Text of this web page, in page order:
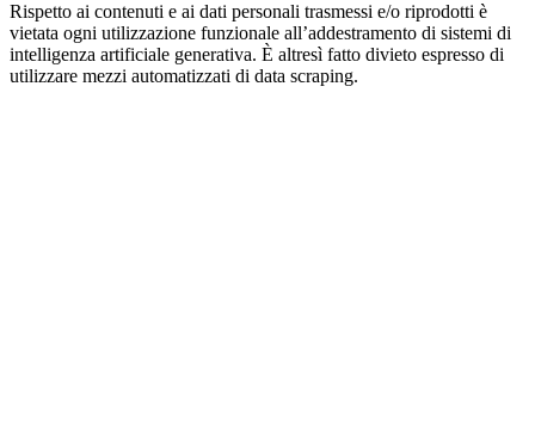
Rispetto ai contenuti e ai dati personali trasmessi e/o riprodotti è
vietata ogni utilizzazione funzionale all’addestramento di sistemi di
intelligenza artificiale generativa. È altresì fatto divieto espresso di
utilizzare mezzi automatizzati di data scraping.